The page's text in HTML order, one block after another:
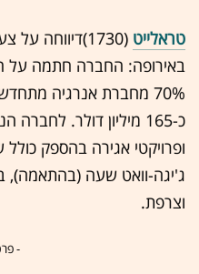
טראלייט
(1730)דיווחה
באירופה: החברה חתמה על
70% מחברת אנרגיה
כ-165 מיליון דולר.
ג'יגה-וואט שעה (בהתאמה),
וצרפת.
-